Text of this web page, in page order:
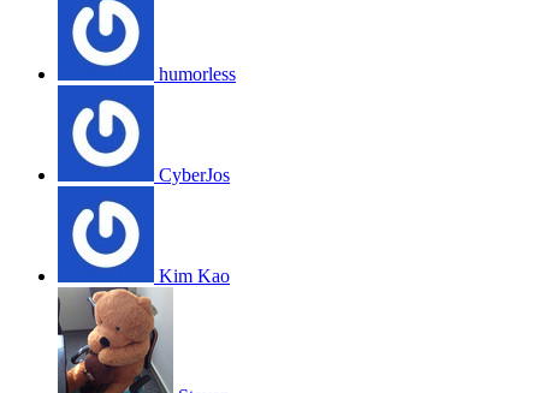
humorless
CyberJos
Kim Kao